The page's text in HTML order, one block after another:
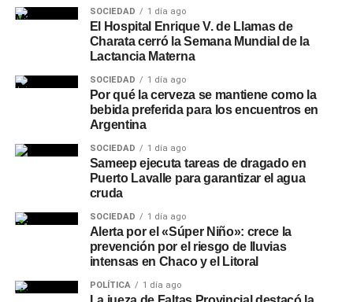
SOCIEDAD 1 día ago
El Hospital Enrique V. de Llamas de
Charata cerró la Semana Mundial de la
Lactancia Materna
SOCIEDAD 1 día ago
Por qué la cerveza se mantiene como la
bebida preferida para los encuentros en
Argentina
SOCIEDAD 1 día ago
Sameep ejecuta tareas de dragado en
Puerto Lavalle para garantizar el agua
cruda
SOCIEDAD 1 día ago
Alerta por el «Súper Niño»: crece la
prevención por el riesgo de lluvias
intensas en Chaco y el Litoral
POLÍTICA 1 día ago